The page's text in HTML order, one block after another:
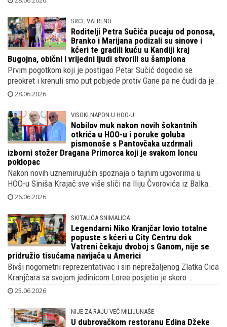
Brojni su mediji objavili kako su našeg braniča na utakmici u
Torontu bodrila zagrebačka studentica Lu Mastrović, s o..
28.06.2026
SRCE VATRENO
Roditelji Petra Sučića pucaju od ponosa,
Branko i Marijana podizali su sinove i
Prvim pogotkom koji je postigao Petar Sučić dogodio se
preokret i krenuli smo put pobjede protiv Gane pa ne čudi da je..
28.06.2026
VISOKI NAPON U HOO-U
Nobilov muk nakon novih šokantnih
otkrića u HOO-u i poruke goluba
pismonoše s Pantovčaka uzdrmali
izborni stožer Dragana Primorca koji je svakom loncu
Nakon novih uznemirujućih spoznaja o tajnim ugovorima u
HOO-u Siniša Krajač sve više sliči na Iliju Čvorovića iz Balka..
26.06.2026
SKITALICA SNIMALICA
Legendarni Niko Kranjčar lovio totalne
popuste s kćeri u City Centru dok
Bivši nogometni reprezentativac i sin neprežaljenog Zlatka Cica
Kranjčara sa svojom jedinicom Loree posjetio je skoro ..